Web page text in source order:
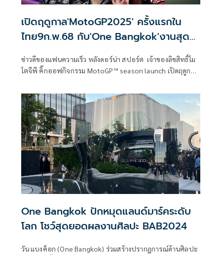
เปิดฤดูกาล'MotoGP2025' ครั้งแรกใน
ไทย9ก.พ.68 กับ'One Bangkok'งานสุด
ข่าวดีของแฟนความเร็ว หลังดอร์น่า สปอร์ต เจ้าของลิขสิทธิ์โม
โตจีพี คิ๊กออฟกิจกรรม MotoGP™ season launch เปิดฤดูกาล
ใจกลางกรุงเทพฯ เป็นสถานที่จัดงานภายใต้ “แฟนอีเว้นต์รูป
แบบใหม่” สุดเอ็กซ์คลูซีฟและเปิดให้เข้าร่วมงานฟรี ฝ่ายจัดการ
แข่งขัน ชี้ “ประเทศไทย” กระหึ่มโลกแน่นอน ทัพสื่อดังจากทั่ว
โลกตบเท้ารายงานข่าว อีเว้นต์สุดพรีเมียมในครั้งนี้ จะเป็นที่
จับตามองและเป็นหมุดหมายสำคัญ ส่งผลสะท้อนให้สนามแรก
ที่ไทย คึกคักที่สุด คาดบัตรชมการแข่งขันเต็มทุกสแตนด์ที่นั่ง
One Bangkok ปักหมุดแลนด์มาร์คระดับ
โลก โชว์สุดยอดผลงานศิลปะ BAB2024
วัน แบงค็อก (One Bangkok) ร่วมสร้างปรากฏการณ์ด้านศิลปะ